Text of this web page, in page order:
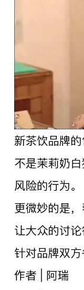
新茶饮品牌的
不是茉莉奶
风险的行为。
更微妙的是，
让大众的讨
针对品牌双方
作者 | 阿瑞